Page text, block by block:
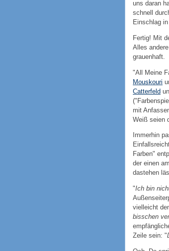
uns daran
schnell
Einschlag
Fertig! Mit
Alles
grauenhaft.
"All Meine
Mouskouri
Catterfeld
mit
Weiß seien
Immerhin
Farben"
der einen
dastehen
"Ich bin
vielleicht
bisschen
Zeile sein: "